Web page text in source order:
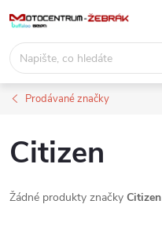
obsah
Prodávané značky
Citizen
Žádné produkty značky Citizen